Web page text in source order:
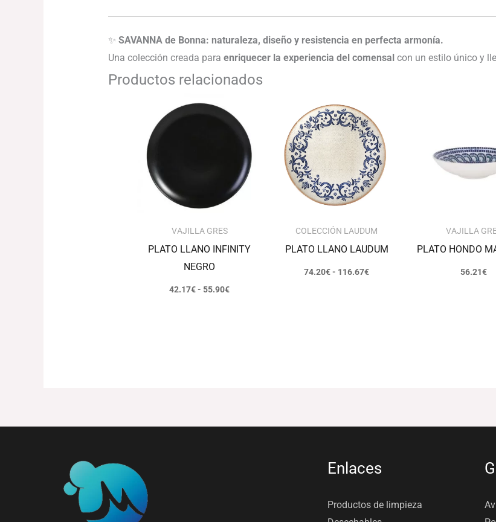
✨ SAVANNA de Bonna: naturaleza, diseño y resistencia en perfecta armonía.
Una colección creada para enriquecer la experiencia del comensal con un estilo único y
Productos relacionados
VAJILLA GRES
PLATO LLANO INFINITY
NEGRO
42.17€- 55.90€
precios:
desde
42.17€
hasta
55.90€
COLECCIÓN LAUDUM
PLATO LLANO LAUDUM
74.20€- 116.67€
precios:
desde
74.20€
hasta
116.67€
VAJILLA
PLATO HONDO
56.21€
Enlaces
Productos de limpieza